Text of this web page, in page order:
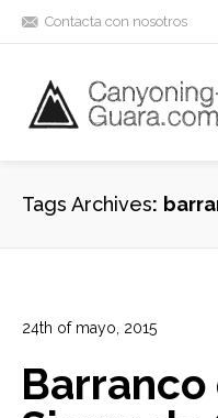
Contacta con nosotros
Tags Archives
24th of mayo, 2015
0
0
Barranco